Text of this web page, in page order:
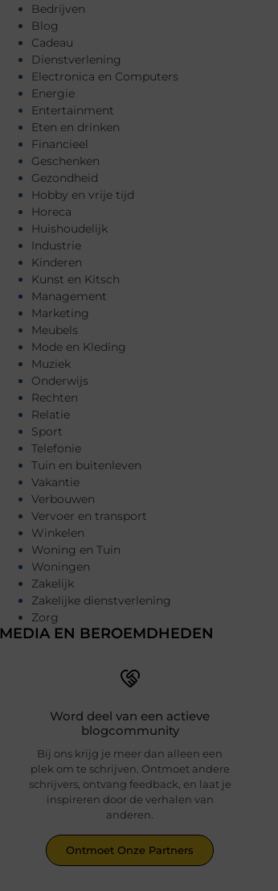
Bedrijven
Blog
Cadeau
Dienstverlening
Electronica en Computers
Energie
Entertainment
Eten en drinken
Financieel
Geschenken
Gezondheid
Hobby en vrije tijd
Horeca
Huishoudelijk
Industrie
Kinderen
Kunst en Kitsch
Management
Marketing
Meubels
Mode en Kleding
Muziek
Onderwijs
Rechten
Relatie
Sport
Telefonie
Tuin en buitenleven
Vakantie
Verbouwen
Vervoer en transport
Winkelen
Woning en Tuin
Woningen
Zakelijk
Zakelijke dienstverlening
Zorg
MEDIA EN BEROEMDHEDEN
Word deel van een actieve
blogcommunity
Bij ons krijg je meer dan alleen een
plek om te schrijven. Ontmoet andere
schrijvers, ontvang feedback, en laat je
inspireren door de verhalen van
anderen.
Ontmoet Onze Partners